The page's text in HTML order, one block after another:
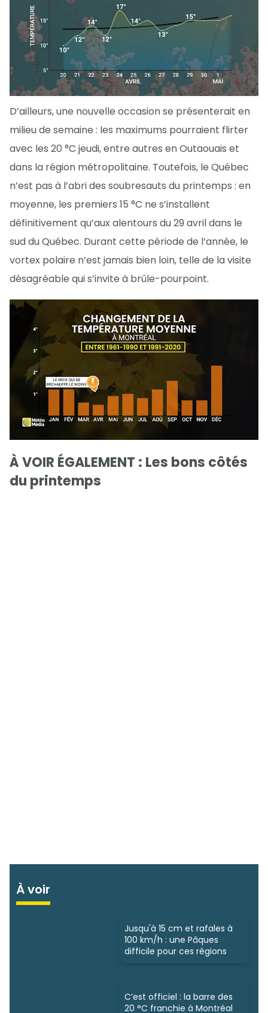
D’ailleurs, une nouvelle occasion se présenterait en
milieu de semaine : les maximums pourraient flirter
avec les 20 °C jeudi, entre autres en Outaouais et
dans la région métropolitaine. Toutefois, le Québec
n’est pas à l’abri des soubresauts du printemps : en
moyenne, les premiers 15 °C ne s’installent
définitivement qu’aux alentours du 29 avril dans le
sud du Québec. Durant cette période de l’année, le
vortex polaire n’est jamais bien loin, telle de la visite
désagréable qui s’invite à brûle-pourpoint.
À VOIR ÉGALEMENT : Les bons côtés
du printemps
À voir
Jusqu'à 15 cm et rafales à
100 km/h : une Pâques
difficile pour ces régions
C’est officiel : la barre des
20 °C franchie à Montréal